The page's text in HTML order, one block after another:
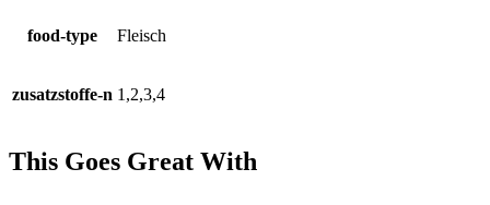
food-type Fleisch
zusatzstoffe-n 1,2,3,4
This Goes Great With